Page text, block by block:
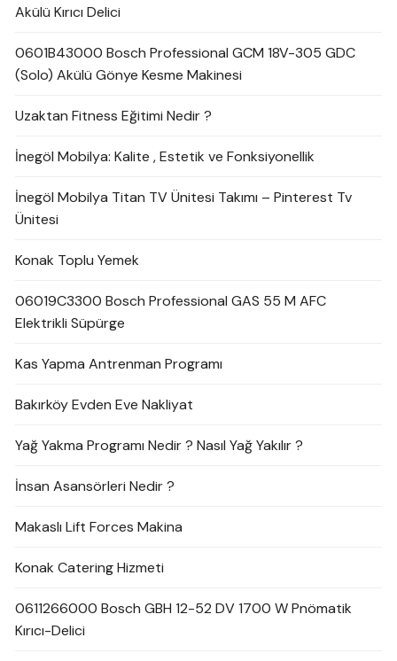
Akülü Kırıcı Delici
0601B43000 Bosch Professional GCM 18V-305 GDC
(Solo) Akülü Gönye Kesme Makinesi
Uzaktan Fitness Eğitimi Nedir ?
İnegöl Mobilya: Kalite , Estetik ve Fonksiyonellik
İnegöl Mobilya Titan TV Ünitesi Takımı – Pinterest Tv
Ünitesi
Konak Toplu Yemek
06019C3300 Bosch Professional GAS 55 M AFC
Elektrikli Süpürge
Kas Yapma Antrenman Programı
Bakırköy Evden Eve Nakliyat
Yağ Yakma Programı Nedir ? Nasıl Yağ Yakılır ?
İnsan Asansörleri Nedir ?
Makaslı Lift Forces Makina
Konak Catering Hizmeti
0611266000 Bosch GBH 12-52 DV 1700 W Pnömatik
Kırıcı-Delici